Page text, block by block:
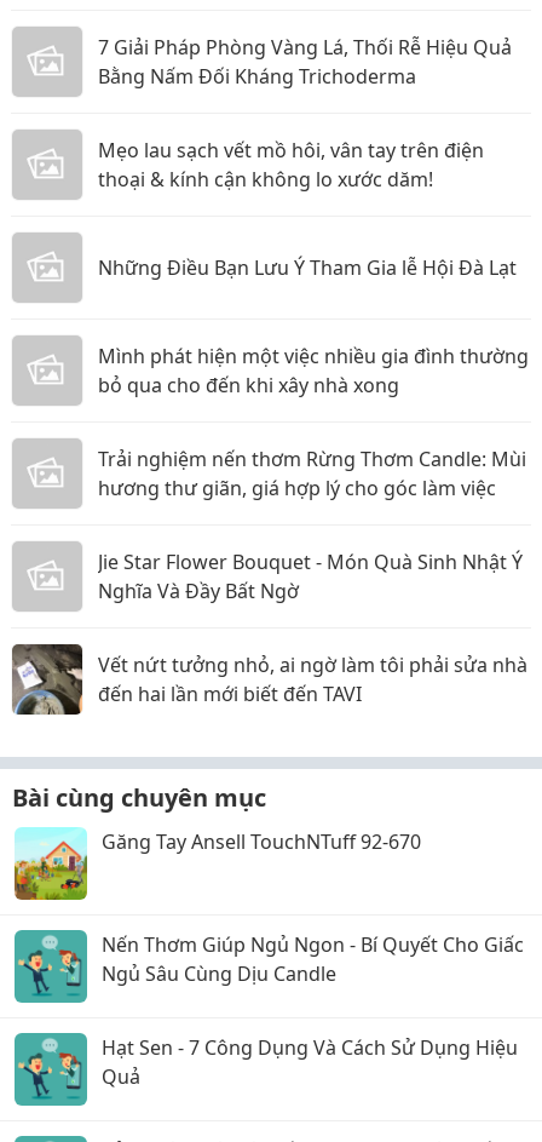
7 Giải Pháp Phòng Vàng Lá, Thối Rễ Hiệu Quả
Bằng Nấm Đối Kháng Trichoderma
Mẹo lau sạch vết mồ hôi, vân tay trên điện
thoại & kính cận không lo xước dăm!
Những Điều Bạn Lưu Ý Tham Gia lễ Hội Đà Lạt
Mình phát hiện một việc nhiều gia đình thường
bỏ qua cho đến khi xây nhà xong
Trải nghiệm nến thơm Rừng Thơm Candle: Mùi
hương thư giãn, giá hợp lý cho góc làm việc
Jie Star Flower Bouquet - Món Quà Sinh Nhật Ý
Nghĩa Và Đầy Bất Ngờ
Vết nứt tưởng nhỏ, ai ngờ làm tôi phải sửa nhà
đến hai lần mới biết đến TAVI
Bài cùng chuyên mục
Găng Tay Ansell TouchNTuff 92-670
Nến Thơm Giúp Ngủ Ngon - Bí Quyết Cho Giấc
Ngủ Sâu Cùng Dịu Candle
Hạt Sen - 7 Công Dụng Và Cách Sử Dụng Hiệu
Quả